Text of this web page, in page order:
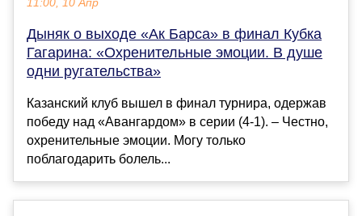
11:00, 10 Апр
Дыняк о выходе «Ак Барса» в финал Кубка
Гагарина: «Охренительные эмоции. В душе
одни ругательства»
Казанский клуб вышел в финал турнира, одержав
победу над «Авангардом» в серии (4-1). – Честно,
охренительные эмоции. Могу только
поблагодарить болель...